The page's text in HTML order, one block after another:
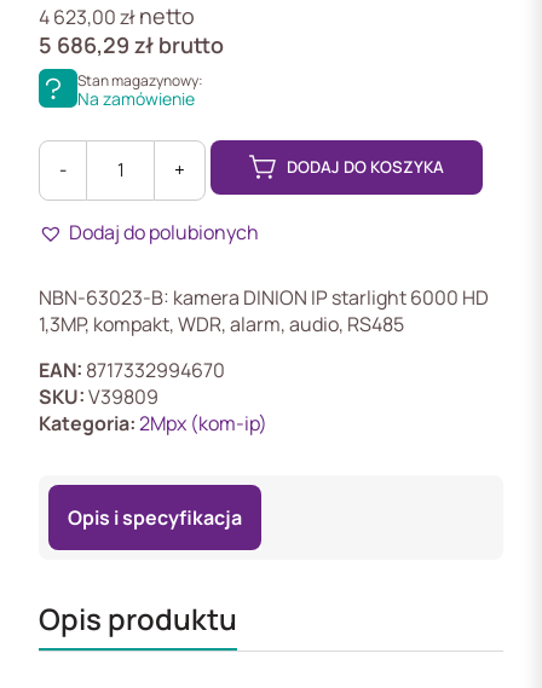
4 623,00złnetto
5 686,29 zł brutto
Stan magazynowy:
Na zamówienie
-
NBN-
63023-
Kamera
IP
kompaktowa
1.3Mpix
+ DODAJ DO KOSZYKA
Dodaj do polubionych
NBN-63023-B: kamera DINION IP starlight 6000 HD
1,3MP, kompakt, WDR, alarm, audio, RS485
EAN: 8717332994670
SKU:V39809
Kategoria:2Mpx (kom-ip)
Opis i specyfikacja
Opis produktu